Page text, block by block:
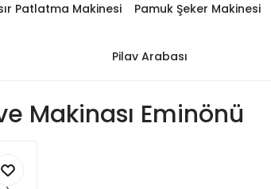
Patlatma Makinesi Pamuk Şeker Makinesi
Pilav Arabası
Makinası Eminönü